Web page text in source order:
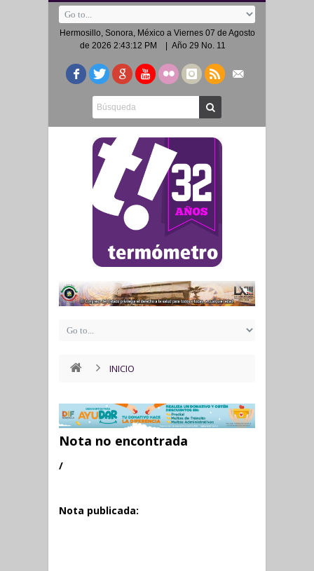
Hermosillo, Sonora, México a Viernes 07 de Agosto
de 2026 2:43:12 PM
| Año 29 No. 11
INICIO
Nota no encontrada
/
Nota publicada: